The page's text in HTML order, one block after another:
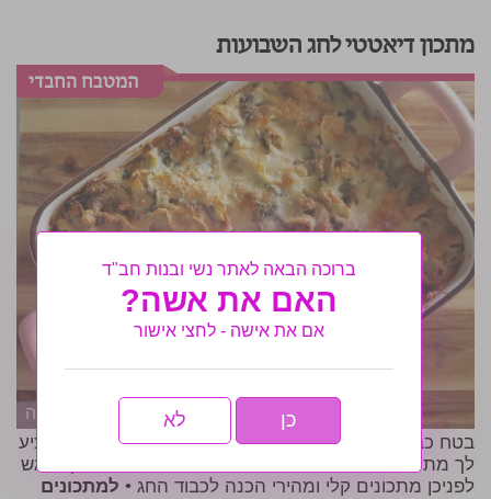
מתכון דיאטטי לחג השבועות
הגדלה
בטח כבר יש לך בראש מה את מבשלת לחג, אז באנו להציע
לך מתכונים דיאטטים כי לחג השבועות מתכוננים נכון. מוגש
לפניכן מתכונים קלי ומהירי הכנה לכבוד החג • למתכונים
ברוכה הבאה לאתר נשי ובנות חב"ד
האם את אשה?
אם את אישה - לחצי אישור
כן לא